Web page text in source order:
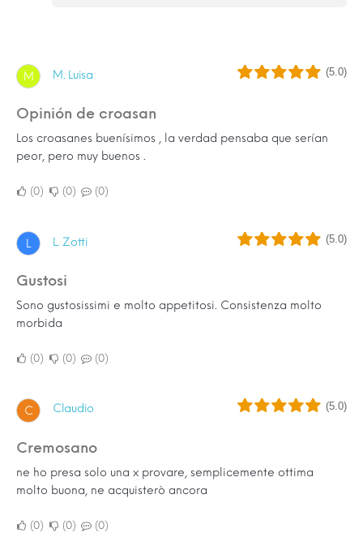
M M. Luisa (5.0)
Opinión de croasan
Los croasanes buenísimos , la verdad pensaba que serían
peor, pero muy buenos .
0 0 0
L L. Zotti (5.0)
Gustosi
Sono gustosissimi e molto appetitosi. Consistenza molto
morbida
0 0 0
C Claudio (5.0)
Cremosano
ne ho presa solo una x provare, semplicemente ottima
molto buona, ne acquisterò ancora
0 0 0